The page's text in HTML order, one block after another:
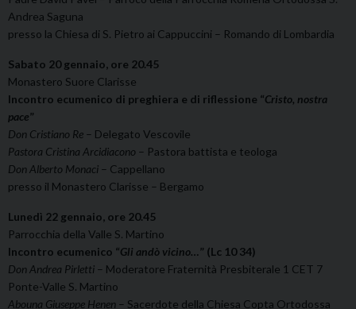
Andrea Saguna
presso la Chiesa di S. Pietro ai Cappuccini – Romando di Lombardia
Sabato 20 gennaio, ore 20.45
Monastero Suore Clarisse
Incontro ecumenico di preghiera e di riflessione “Cristo, nostra
pace”
Don Cristiano Re – Delegato Vescovile
Pastora Cristina Arcidiacono – Pastora battista e teologa
Don Alberto Monaci – Cappellano
presso il Monastero Clarisse – Bergamo
Lunedì 22 gennaio, ore 20.45
Parrocchia della Valle S. Martino
Incontro ecumenico “Gli andò vicino…” (Lc 10 34)
Don Andrea Pirletti – Moderatore Fraternità Presbiterale 1 CET 7
Ponte-Valle S. Martino
Abouna Giuseppe Henen – Sacerdote della Chiesa Copta Ortodossa